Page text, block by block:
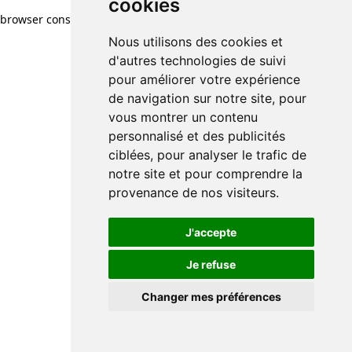
cookies
Nous utilisons des cookies et
d'autres technologies de suivi
pour améliorer votre expérience
de navigation sur notre site, pour
vous montrer un contenu
personnalisé et des publicités
ciblées, pour analyser le trafic de
notre site et pour comprendre la
provenance de nos visiteurs.
J'accepte
Je refuse
Changer mes préférences
browser console for more information)